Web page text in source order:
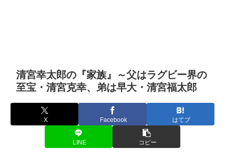
清宮幸太郎の『家族』～父はラグビー界の
至宝・清宮克幸、弟は早大・清宮福太郎
X Facebook はてブ
LINE コピー